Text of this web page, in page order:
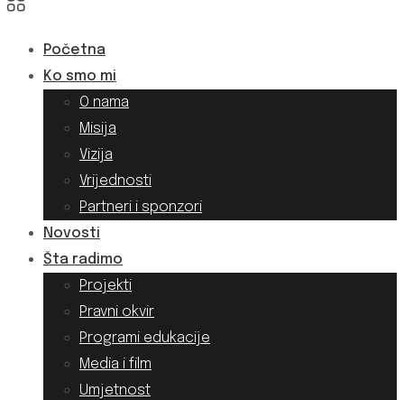
Početna
Ko smo mi
O nama
Misija
Vizija
Vrijednosti
Partneri i sponzori
Novosti
Šta radimo
Projekti
Pravni okvir
Programi edukacije
Media i film
Umjetnost